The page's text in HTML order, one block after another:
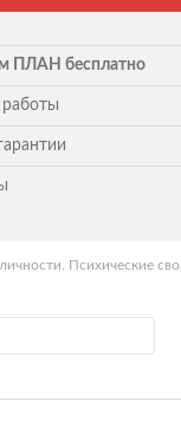
ПЛАН бесплатно
работы
Психические